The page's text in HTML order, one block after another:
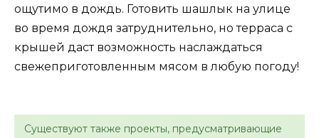
ощутимо в дождь. Готовить шашлык на улице
во время дождя затруднительно, но терраса с
крышей даст возможность наслаждаться
свежеприготовленным мясом в любую погоду!
Существуют также проекты, предусматривающие